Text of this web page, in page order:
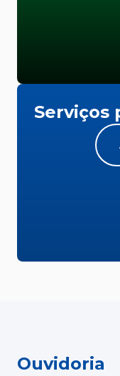
Serviços
Ouvidoria